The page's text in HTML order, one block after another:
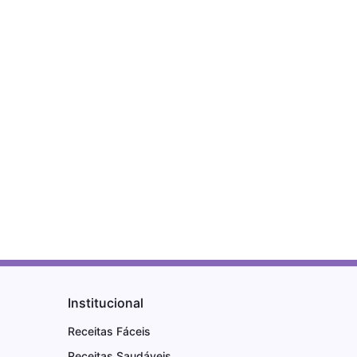
Institucional
Receitas Fáceis